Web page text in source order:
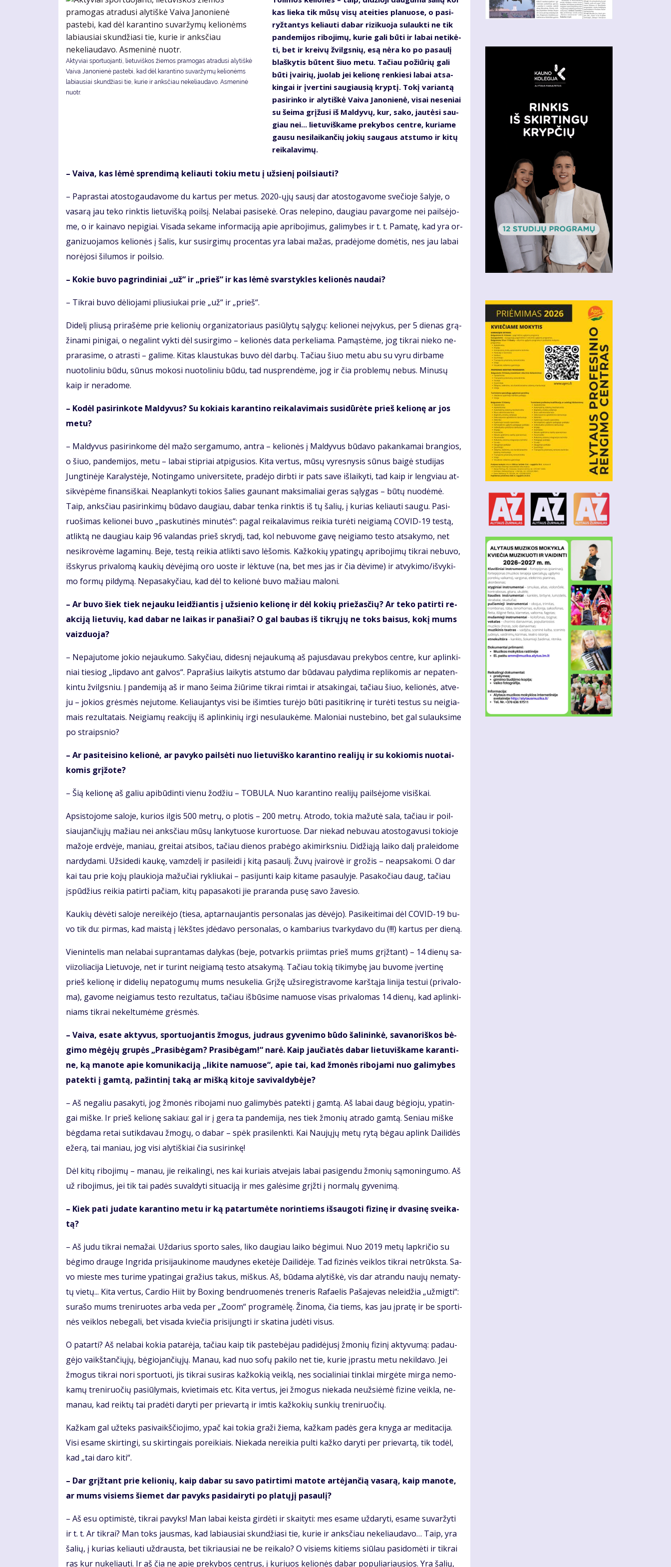
Aktyviai sportuojanti, lietuviškos žiemos pramogas atradusi alytiškė
Vaiva Janonienė pastebi, kad dėl karantino suvaržymų kelionėms
labiausiai skundžiasi tie, kurie ir anksčiau nekeliaudavo. Asmeninė
nuotr.
kas lie­ka tik mū­sų vi­sų at­ei­ties pla­nuo­se, o pa­si­
ryž­tan­tys ke­liau­ti da­bar ri­zi­kuo­ja su­lauk­ti ne tik
pan­de­mi­jos ri­bo­ji­mų, ku­rie ga­li bū­ti ir la­bai ne­ti­kė­
ti, bet ir krei­vų žvilgs­nių, esą nė­ra ko po pa­sau­lį
blaš­ky­tis bū­tent šiuo me­tu. Ta­čiau po­žiū­rių ga­li
bū­ti įvai­rių, juo­lab jei ke­lio­nę ren­kie­si la­bai at­sa­
kin­gai ir įver­ti­ni sau­giau­sią kryp­tį. To­kį va­rian­tą
pa­si­rin­ko ir aly­tiš­kė Vai­va Ja­no­nie­nė, vi­sai ne­se­niai
su šei­ma grį­žu­si iš Mal­dy­vų, kur, sa­ko, jau­tė­si sau­
giau nei... lie­tu­viš­ka­me pre­ky­bos cen­tre, ku­ria­me
gau­su ne­si­lai­kan­čių jo­kių sau­gaus at­stu­mo ir ki­tų
rei­ka­la­vi­mų.
– Vai­va, kas lė­mė spren­di­mą ke­liau­ti to­kiu me­tu į už­sie­nį po­il­siau­ti?
– Pa­pras­tai atos­to­gau­da­vo­me du kar­tus per me­tus. 2020-ųjų sau­sį dar atos­to­ga­vo­me sve­čio­je ša­ly­je, o
va­sa­rą jau te­ko rink­tis lie­tu­viš­ką po­il­sį. Ne­la­bai pa­si­se­kė. Oras ne­le­pi­no, dau­giau pa­var­go­me nei pail­sė­jo­
me, o ir kai­na­vo ne­pi­giai. Vi­sa­da se­ka­me in­for­ma­ci­ją apie ap­ri­bo­ji­mus, ga­li­my­bes ir t. t. Pa­ma­tę, kad yra or­
ga­ni­zuo­ja­mos ke­lio­nės į ša­lis, kur su­sir­gi­mų pro­cen­tas yra la­bai ma­žas, pra­dė­jo­me do­mė­tis, nes jau la­bai
no­rė­jo­si ši­lu­mos ir po­il­sio.
– Ko­kie bu­vo pa­grin­di­niai „už“ ir „prieš“ ir kas lė­mė svars­tyk­les ke­lio­nės nau­dai?
– Tik­rai bu­vo dė­lio­ja­mi pliu­siu­kai prie „už“ ir „prieš“.
Di­de­lį pliu­są pri­ra­šė­me prie ke­lio­nių or­ga­ni­za­to­riaus pa­siū­ly­tų są­ly­gų: ke­lio­nei ne­įvy­kus, per 5 die­nas grą­
ži­na­mi pi­ni­gai, o ne­ga­lint vyk­ti dėl su­sir­gi­mo – ke­lio­nės da­ta per­ke­lia­ma. Pa­mąs­tė­me, jog tik­rai nie­ko ne­
pra­ra­si­me, o at­ras­ti – ga­li­me. Ki­tas klaus­tu­kas bu­vo dėl dar­bų. Ta­čiau šiuo me­tu abu su vy­ru dir­ba­me
nuo­to­li­niu bū­du, sū­nus mo­ko­si nuo­to­li­niu bū­du, tad nu­spren­dė­me, jog ir čia pro­ble­mų ne­bus. Mi­nu­sų
kaip ir ne­ra­do­me.
– Ko­dėl pa­si­rin­ko­te Mal­dy­vus? Su ko­kiais ka­ran­ti­no rei­ka­la­vi­mais su­si­dū­rė­te prieš ke­lio­nę ar jos
me­tu?
– Mal­dy­vus pa­si­rin­ko­me dėl ma­žo ser­ga­mu­mo, an­tra – ke­lio­nės į Mal­dy­vus bū­da­vo pa­kan­ka­mai bran­gios,
o šiuo, pan­de­mi­jos, me­tu – la­bai stip­riai at­pi­gu­sios. Ki­ta ver­tus, mū­sų vy­res­ny­sis sū­nus bai­gė stu­di­jas
Jung­ti­nė­je Ka­ra­lys­tė­je, No­tin­ga­mo uni­ver­si­te­te, pra­dė­jo dirb­ti ir pats sa­ve iš­lai­ky­ti, tad kaip ir leng­viau at­
si­kvė­pė­me fi­nan­siš­kai. Ne­ap­lan­ky­ti to­kios ša­lies gau­nant mak­si­ma­liai ge­ras są­ly­gas – bū­tų nuo­dė­mė.
Taip, anks­čiau pa­si­rin­ki­mų bū­da­vo dau­giau, da­bar ten­ka rink­tis iš tų ša­lių, į ku­rias ke­liau­ti sau­gu. Pa­si­
ruo­ši­mas ke­lio­nei bu­vo „pas­ku­ti­nės mi­nu­tės“: pa­gal rei­ka­la­vi­mus rei­kia tu­rė­ti ne­igia­mą CO­VID-19 tes­tą,
at­lik­tą ne dau­giau kaip 96 va­lan­das prieš skry­dį, tad, kol ne­bu­vo­me ga­vę ne­igia­mo tes­to at­sa­ky­mo, net
ne­si­kro­vė­me la­ga­mi­nų. Be­je, tes­tą rei­kia at­lik­ti sa­vo lė­šo­mis. Kaž­ko­kių ypa­tin­gų ap­ri­bo­ji­mų tik­rai ne­bu­vo,
iš­sky­rus pri­va­lo­mą kau­kių dė­vė­ji­mą oro uos­te ir lėk­tu­ve (na, bet mes jas ir čia dė­vi­me) ir at­vy­ki­mo/iš­vy­ki­
mo for­mų pil­dy­mą. Ne­pa­sa­ky­čiau, kad dėl to ke­lio­nė bu­vo ma­žiau ma­lo­ni.
– Ar bu­vo šiek tiek ne­jau­ku lei­džian­tis į už­sie­nio ke­lio­nę ir dėl ko­kių prie­žas­čių? Ar te­ko pa­tir­ti re­
ak­ci­ją lie­tu­vių, kad da­bar ne lai­kas ir pa­na­šiai? O gal bau­bas iš tik­rų­jų ne toks bai­sus, ko­kį mums
vaiz­duo­ja?
– Ne­pa­ju­to­me jo­kio ne­jau­ku­mo. Sa­ky­čiau, di­des­nį ne­jau­ku­mą aš pa­jus­da­vau pre­ky­bos cen­tre, kur ap­lin­ki­
niai tie­siog „lip­da­vo ant gal­vos“. Pa­pra­šius lai­ky­tis at­stu­mo dar bū­da­vau pa­ly­di­ma re­pli­ko­mis ar ne­pa­ten­
kin­tu žvilgs­niu. Į pan­de­mi­ją aš ir ma­no šei­ma žiū­ri­me tik­rai rim­tai ir at­sa­kin­gai, ta­čiau šiuo, ke­lio­nės, at­ve­
ju – jo­kios grės­mės ne­ju­to­me. Ke­liau­jan­tys vi­si be iš­im­ties tu­rė­jo bū­ti pa­si­tik­ri­nę ir tu­rė­ti tes­tus su ne­igia­
mais re­zul­ta­tais. Ne­igia­mų re­ak­ci­jų iš ap­lin­ki­nių ir­gi ne­su­lau­kė­me. Ma­lo­niai nu­ste­bi­no, bet gal su­lauk­si­me
po straips­nio?
– Ar pa­si­tei­si­no ke­lio­nė, ar pa­vy­ko pail­sė­ti nuo lie­tu­viš­ko ka­ran­ti­no re­a­li­jų ir su ko­kio­mis nuo­tai­
ko­mis grį­žo­te?
– Šią ke­lio­nę aš ga­liu api­bū­din­ti vie­nu žo­džiu – TO­BU­LA. Nuo ka­ran­ti­no re­a­li­jų pail­sė­jo­me vi­siš­kai.
Ap­si­sto­jo­me sa­lo­je, ku­rios il­gis 500 met­rų, o plo­tis – 200 met­rų. At­ro­do, to­kia ma­žu­tė sa­la, ta­čiau ir po­il­
siau­jan­čių­jų ma­žiau nei anks­čiau mū­sų lan­ky­tuo­se ku­ror­tuo­se. Dar nie­kad ne­bu­vau atos­to­ga­vu­si to­kio­je
ma­žo­je erd­vė­je, ma­niau, grei­tai at­si­bos, ta­čiau die­nos pra­bė­go aki­mirks­niu. Di­dži­ą­ją lai­ko da­lį pra­lei­do­me
nar­dy­da­mi. Už­si­de­di kau­kę, vamz­de­lį ir pa­si­lei­di į ki­tą pa­sau­lį. Žu­vų įvai­ro­vė ir gro­žis – ne­ap­sa­ko­mi. O dar
kai tau prie ko­jų plau­kio­ja ma­žu­čiai ryk­liu­kai – pa­si­jun­ti kaip ki­ta­me pa­sau­ly­je. Pa­sa­ko­čiau daug, ta­čiau
įspū­džius rei­kia pa­tir­ti pa­čiam, ki­tų pa­pa­sa­ko­ti jie pra­ran­da pu­sę sa­vo ža­ve­sio.
Kau­kių dė­vė­ti sa­lo­je ne­rei­kė­jo (tie­sa, ap­tar­nau­jan­tis per­so­na­las jas dė­vė­jo). Pa­si­kei­ti­mai dėl CO­VID-19 bu­
vo tik du: pir­mas, kad mais­tą į lėkš­tes įdė­da­vo per­so­na­las, o kam­ba­rius tvar­ky­da­vo du (!!!) kar­tus per die­ną.
Vie­nin­te­lis man ne­la­bai su­pran­ta­mas da­ly­kas (be­je, po­tvar­kis pri­im­tas prieš mums grįž­tant) – 14 die­nų sa­
vi­i­zo­lia­ci­ja Lie­tu­vo­je, net ir tu­rint ne­igia­mą tes­to at­sa­ky­mą. Ta­čiau to­kią ti­ki­my­bę jau bu­vo­me įver­ti­nę
prieš ke­lio­nę ir di­de­lių ne­pa­to­gu­mų mums ne­su­ke­lia. Grį­žę už­si­re­gist­ra­vo­me karš­tą­ja li­ni­ja tes­tui (pri­va­lo­
ma), ga­vo­me ne­igia­mus tes­to re­zul­ta­tus, ta­čiau iš­bū­si­me na­muo­se vi­sas pri­va­lo­mas 14 die­nų, kad ap­lin­ki­
niams tik­rai ne­kel­tu­mė­me grės­mės.
– Vai­va, esa­te ak­ty­vus, spor­tuo­jan­tis žmo­gus, jud­raus gy­ve­ni­mo bū­do ša­li­nin­kė, sa­va­no­riš­kos bė­
gi­mo mė­gė­jų gru­pės „Pra­si­bė­gam? Pra­si­bė­gam!“ na­rė. Kaip jau­čia­tės da­bar lie­tu­viš­ka­me ka­ran­ti­
ne, ką ma­no­te apie ko­mu­ni­ka­ci­ją „li­ki­te na­muo­se“, apie tai, kad žmo­nės ri­bo­ja­mi nuo ga­li­my­bes
pa­tek­ti į gam­tą, pa­žin­ti­nį ta­ką ar miš­ką ki­to­je sa­vi­val­dy­bė­je?
– Aš ne­ga­liu pa­sa­ky­ti, jog žmo­nės ri­bo­ja­mi nuo ga­li­my­bės pa­tek­ti į gam­tą. Aš la­bai daug bė­gio­ju, ypa­tin­
gai miš­ke. Ir prieš ke­lio­nę sa­kiau: gal ir į ge­ra ta pan­de­mi­ja, nes tiek žmo­nių at­ra­do gam­tą. Se­niau miš­ke
bėg­da­ma re­tai su­tik­da­vau žmo­gų, o da­bar – spėk pra­si­lenk­ti. Kai Nau­jų­jų me­tų ry­tą bė­gau ap­link Dai­li­dės
eže­rą, tai ma­niau, jog vi­si aly­tiš­kiai čia susi­rin­kę!
Dėl ki­tų ri­bo­ji­mų – ma­nau, jie rei­ka­lin­gi, nes kai ku­riais at­ve­jais la­bai pa­si­gen­du žmo­nių są­mo­nin­gu­mo. Aš
už ri­bo­ji­mus, jei tik tai pa­dės su­val­dy­ti si­tu­a­ci­ją ir mes ga­lė­si­me grįž­ti į nor­ma­lų gy­ve­ni­mą.
– Kiek pa­ti ju­da­te ka­ran­ti­no me­tu ir ką pa­tar­tu­mė­te no­rin­tiems iš­sau­go­ti fi­zi­nę ir dva­si­nę svei­ka­
tą?
– Aš ju­du tik­rai ne­ma­žai. Už­da­rius spor­to sa­les, li­ko dau­giau lai­ko bė­gi­mui. Nuo 2019 me­tų lap­kri­čio su
bė­gi­mo drau­ge In­gri­da pri­si­jau­ki­no­me mau­dy­nes eke­tė­je Dai­li­dė­je. Tad fi­zi­nės veik­los tik­rai ne­trūks­ta. Sa­
vo mies­te mes tu­ri­me ypa­tin­gai gra­žius ta­kus, miš­kus. Aš, bū­da­ma aly­tiš­kė, vis dar at­ran­du nau­jų ne­ma­ty­
tų vie­tų... Ki­ta ver­tus, Car­dio Hi­it by Bo­xing ben­druo­me­nės tre­ne­ris Ra­fa­e­lis Pa­ša­je­vas ne­lei­džia „už­mig­ti“:
su­ra­šo mums tre­ni­ruo­tes ar­ba ve­da per „Zo­om“ pro­gra­mė­lę. Ži­no­ma, čia tiems, kas jau įpra­tę ir be spor­ti­
nės veik­los ne­be­ga­li, bet vi­sa­da kvie­čia pri­si­jung­ti ir ska­ti­na ju­dė­ti vi­sus.
O pa­tar­ti? Aš ne­la­bai ko­kia pa­ta­rė­ja, ta­čiau kaip tik pa­ste­bė­jau pa­di­dė­ju­sį žmo­nių fi­zi­nį ak­ty­vu­mą: pa­dau­
gė­jo vaikš­tan­čių­jų, bė­gio­jan­čių­jų. Ma­nau, kad nuo so­fų pa­ki­lo net tie, ku­rie įpras­tu me­tu ne­kil­da­vo. Jei
žmo­gus tik­rai no­ri spor­tuo­ti, jis tik­rai su­si­ras kaž­ko­kią veik­lą, nes so­cia­li­niai tin­klai mir­gė­te mir­ga ne­mo­
ka­mų tre­ni­ruo­čių pa­siū­ly­mais, kvie­ti­mais etc. Ki­ta ver­tus, jei žmo­gus nie­ka­da ne­už­si­ė­mė fi­zi­ne veik­la, ne­
ma­nau, kad reik­tų tai pra­dė­ti da­ry­ti per prie­var­tą ir im­tis kaž­ko­kių sun­kių tre­ni­ruo­čių.
Kaž­kam gal už­teks pa­si­vaikš­čio­ji­mo, ypač kai to­kia gra­ži žie­ma, kaž­kam pa­dės ge­ra kny­ga ar me­di­ta­ci­ja.
Vi­si esa­me skir­tin­gi, su skir­tin­gais po­rei­kiais. Nie­ka­da ne­rei­kia pul­ti kaž­ko da­ry­ti per prie­var­tą, tik to­dėl,
kad „tai da­ro ki­ti“.
– Dar grįž­tant prie ke­lio­nių, kaip da­bar su sa­vo pa­tir­ti­mi ma­to­te ar­tė­jan­čią va­sa­rą, kaip ma­no­te,
ar mums vi­siems šie­met dar pa­vyks pa­si­dai­ry­ti po pla­tų­jį pa­sau­lį?
– Aš esu op­ti­mis­tė, tik­rai pa­vyks! Man la­bai keis­ta gir­dė­ti ir skai­ty­ti: mes esa­me už­da­ry­ti, esa­me su­var­žy­ti
ir t. t. Ar tik­rai? Man toks jaus­mas, kad la­biau­siai skun­džia­si tie, ku­rie ir anks­čiau ne­ke­liau­da­vo… Taip, yra
ša­lių, į ku­rias ke­liau­ti už­draus­ta, bet tik­riau­siai ne be rei­ka­lo? O vi­siems ki­tiems siū­lau pa­si­do­mė­ti ir tik­rai
ras kur nu­ke­liau­ti. Ir aš čia ne apie pre­ky­bos cen­trus, į ku­riuos ke­lio­nės da­bar po­pu­lia­riau­sios. Yra ša­lių,